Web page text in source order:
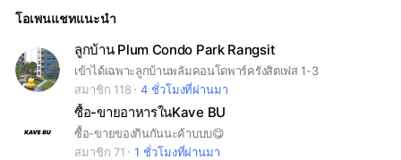
โอเพนแชทแนะนำ
ลูกบ้าน Plum Condo Park Rangsit
เข้าได้เฉพาะลูกบ้านพลัมคอนโดพาร์ครังสิตเฟส 1-3
สมาชิก 118
4 ชั่วโมงที่ผ่านมา
ซื้อ-ขายอาหารในKave BU
ซื้อ-ขายของกินกันนะค้าบบบ😋
สมาชิก 71
1 ชั่วโมงที่ผ่านมา